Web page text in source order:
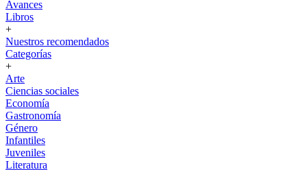
Avances
Libros
+
Nuestros recomendados
Categorías
+
Arte
Ciencias sociales
Economía
Gastronomía
Género
Infantiles
Juveniles
Literatura